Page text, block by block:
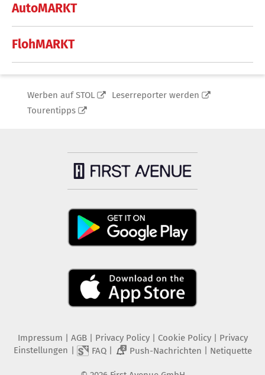
AutoMARKT
FlohMARKT
Werben auf STOL
Leserreporter werden
Tourentipps
Impressum | AGB | Privacy Policy| Cookie Policy| Privacy
Einstellungen | FAQ| 2 Push-Nachrichten | Netiquette